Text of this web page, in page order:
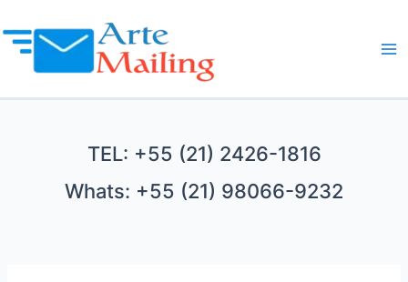
para
conteúdo
TEL: +55 (21) 2426-1816
Whats: +55 (21) 98066-9232